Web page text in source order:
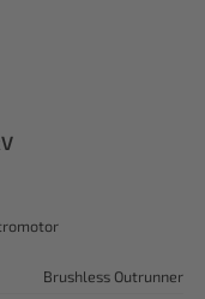
Brushless Outrunner